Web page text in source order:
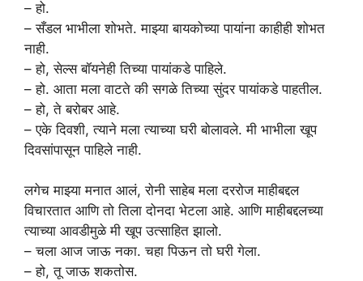
– हो.
– सँडल भाभीला शोभते. माझ्या बायकोच्या पायांना काहीही शोभत
नाही.
– हो, सेल्स बॉयनेही तिच्या पायांकडे पाहिले.
– हो. आता मला वाटते की सगळे तिच्या सुंदर पायांकडे पाहतील.
– हो, ते बरोबर आहे.
– एके दिवशी, त्याने मला त्याच्या घरी बोलावले. मी भाभीला खूप
दिवसांपासून पाहिले नाही.
लगेच माझ्या मनात आलं, रोनी साहेब मला दररोज माहीबद्दल
विचारतात आणि तो तिला दोनदा भेटला आहे. आणि माहीबद्दलच्या
त्याच्या आवडीमुळे मी खूप उत्साहित झालो.
– चला आज जाऊ नका. चहा पिऊन तो घरी गेला.
– हो, तू जाऊ शकतोस.